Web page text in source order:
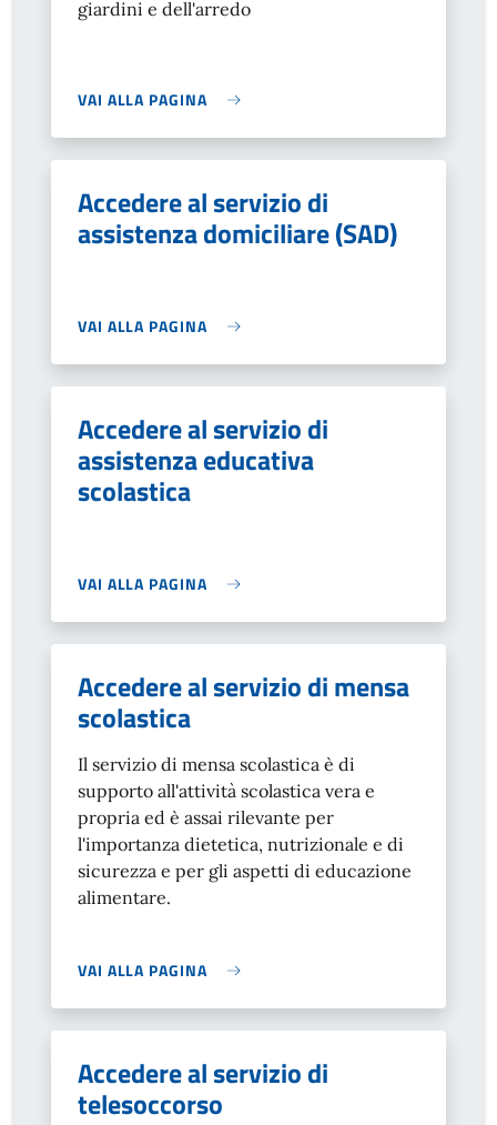
giardini e dell'arredo
VAI ALLA PAGINA
Accedere al servizio di
assistenza domiciliare (SAD)
VAI ALLA PAGINA
Accedere al servizio di
assistenza educativa
scolastica
VAI ALLA PAGINA
Accedere al servizio di mensa
scolastica
Il servizio di mensa scolastica è di
supporto all'attività scolastica vera e
propria ed è assai rilevante per
l'importanza dietetica, nutrizionale e di
sicurezza e per gli aspetti di educazione
alimentare.
VAI ALLA PAGINA
Accedere al servizio di
telesoccorso